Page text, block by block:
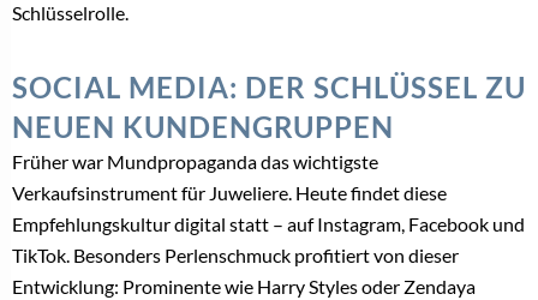
Schlüsselrolle.
SOCIAL MEDIA: DER SCHLÜSSEL ZU
NEUEN KUNDENGRUPPEN
Früher war Mundpropaganda das wichtigste
Verkaufsinstrument für Juweliere. Heute findet diese
Empfehlungskultur digital statt – auf Instagram, Facebook und
TikTok. Besonders Perlenschmuck profitiert von dieser
Entwicklung: Prominente wie Harry Styles oder Zendaya